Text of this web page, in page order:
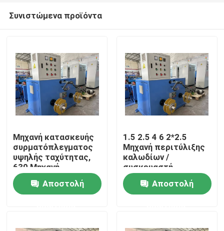
Σπίτι
Προϊόντα
Βίντεο
Συνιστώμενα προϊόντα
Μηχανή κατασκευής
συρματόπλεγματος
υψηλής ταχύτητας,
630 Μηχανή
κατασκευής
συρματόπλεγματος
διπλής κεφαλής
Αποστολή
1.5 2.5 4 6 2*2.5
Μηχανή περιτύλιξης
καλωδίων /
συσκευαστή
καλωδίων με
σερβοκινητήρα
Αποστολή